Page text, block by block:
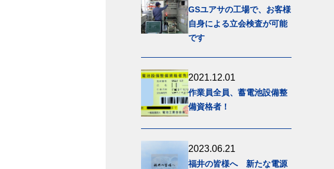
GSユアサの工場で、お客様
自身による立会検査が可能
です
2021.12.01
作業員全員、蓄電池設備整
備資格者！
2023.06.21
福井の皆様へ 新たな電源